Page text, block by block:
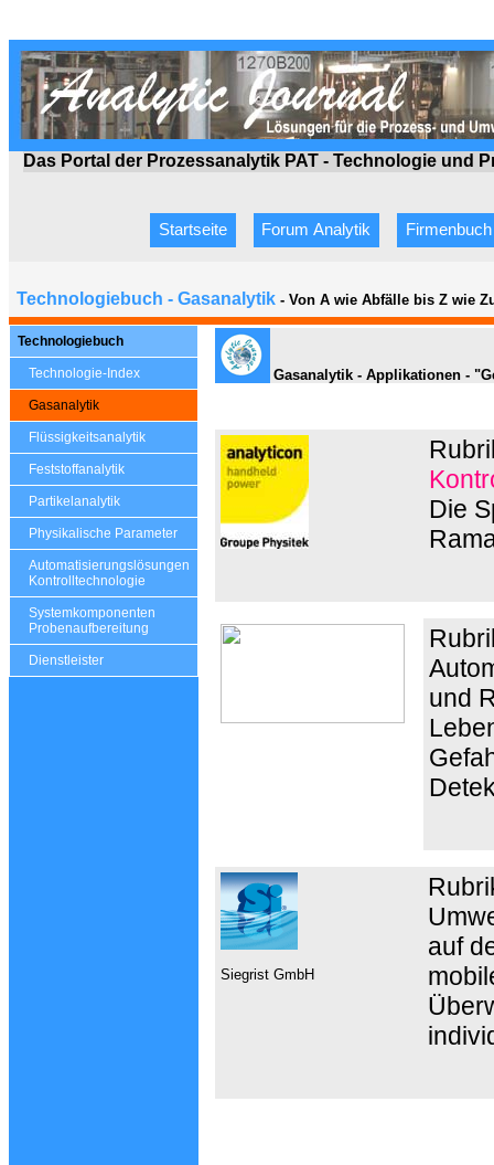
Das Portal der Prozessanalytik PAT - Technologie und
Startseite Forum Analytik Firmenbuch
Technologiebuch - Gasanalytik - Von A wie Abfälle bis Z wie
Technologiebuch
Technologie-Index
Gasanalytik
Flüssigkeitsanalytik
Feststoffanalytik
Partikelanalytik
Physikalische Parameter
Automatisierungslösungen
Kontrolltechnologie
Systemkomponenten
Probenaufbereitung
Dienstleister
Gasanalytik - Applikationen -
Die
und
Siegrist GmbH
auf